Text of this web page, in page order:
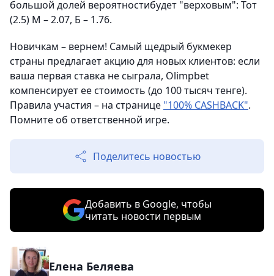
большой долей вероятностибудет "верховым": Тот
(2.5) М – 2.07, Б – 1.76.
Новичкам – вернем! Самый щедрый букмекер
страны предлагает акцию для новых клиентов: если
ваша первая ставка не сыграла, Olimpbet
компенсирует ее стоимость (до 100 тысяч тенге).
Правила участия – на странице "100% CASHBACK".
Помните об ответственной игре.
Поделитесь новостью
Добавить в Google, чтобы
читать новости первым
Елена Беляева